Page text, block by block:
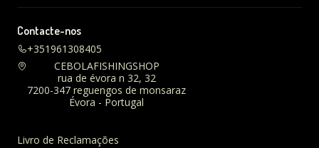
Contacte-nos
+351961308405
CEBOLAFISHINGSHOP
rua de évora n 32, 32
7200-347 reguengos de monsaraz
Évora - Portugal
Livro de Reclamações